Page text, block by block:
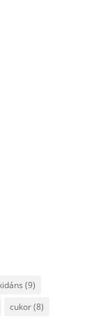
(9)
cukor(8)